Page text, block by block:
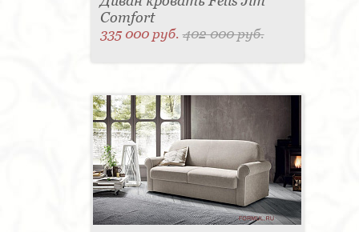
Comfort
335 000 руб.402 000 руб.